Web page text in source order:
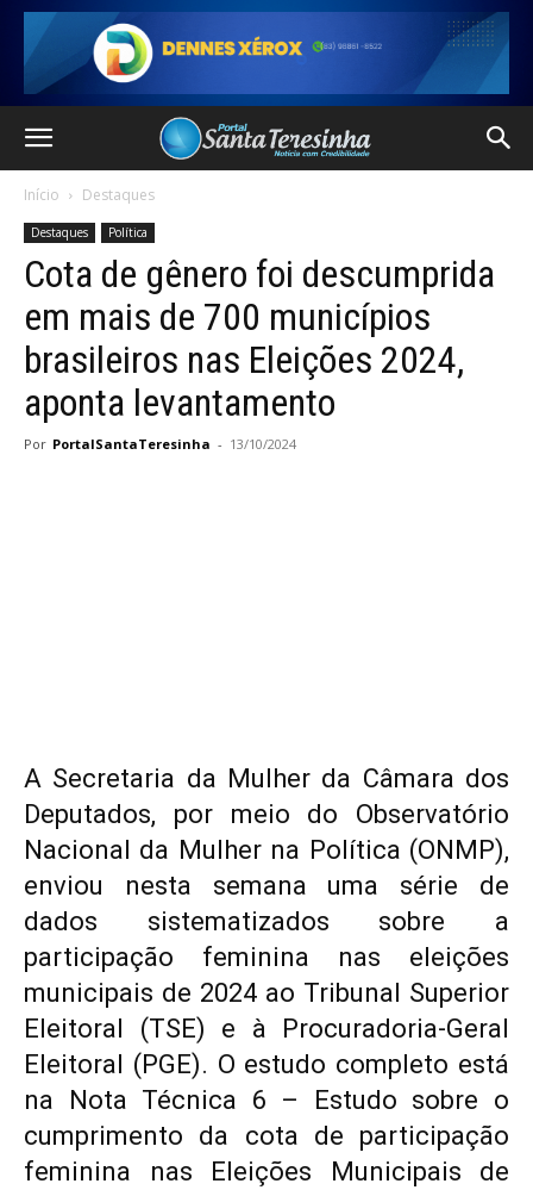
Início Destaques
Destaques Política
Cota de gênero foi descumprida
em mais de 700 municípios
brasileiros nas Eleições 2024,
aponta levantamento
Por PortalSantaTeresinha - 13/10/2024
A Secretaria da Mulher da Câmara dos
Deputados, por meio do Observatório
Nacional da Mulher na Política (ONMP),
enviou nesta semana uma série de
dados sistematizados sobre a
participação feminina nas eleições
municipais de 2024 ao Tribunal Superior
Eleitoral (TSE) e à Procuradoria-Geral
Eleitoral (PGE). O estudo completo está
na Nota Técnica 6 – Estudo sobre o
cumprimento da cota de participação
feminina nas Eleições Municipais de